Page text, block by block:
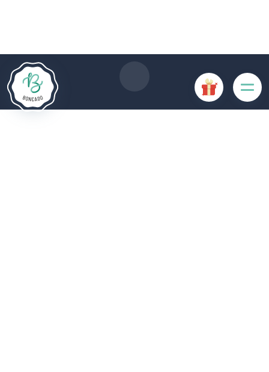
zijn, zullen ze de gebruikerservaring negatief beïnvloeden of
ervoor zorgen dat sommige functies van de website
uitgeschakeld zijn. Andere cookies worden gebruikt voor
analyse- of marketingdoeleinden.
Cookies aanvaarden Mijn cookies beheren